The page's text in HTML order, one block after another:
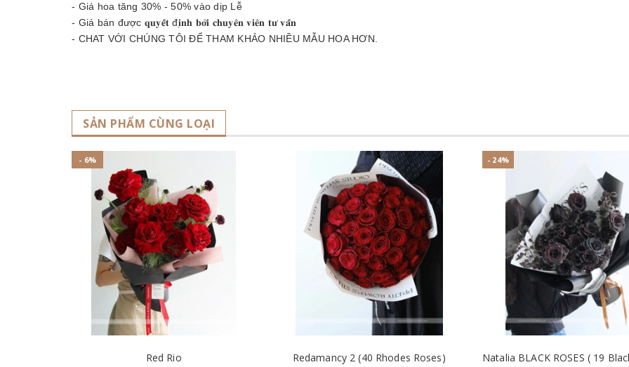
- Giá hoa tăng 30% - 50% vào dịp Lễ
- Giá bán được 𝐪𝐮𝐲𝐞̂́𝐭 đ𝐢̣𝐧𝐡 𝐛𝐨̛̉𝐢 𝐜𝐡𝐮𝐲𝐞̂𝐧 𝐯𝐢𝐞̂𝐧 𝐭𝐮̛ 𝐯𝐚̂́𝐧
- CHAT VỚI CHÚNG TÔI ĐỂ THAM KHẢO NHIỀU MẪU HOA HƠN.
SẢN PHẨM CÙNG LOẠI
- 6%
Red Rio Redamancy 2 (40 Rhodes Roses)
- 24%